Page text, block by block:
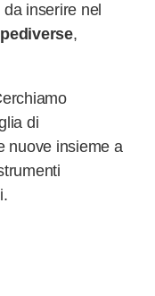
da inserire nel
,
di
nuove insieme a